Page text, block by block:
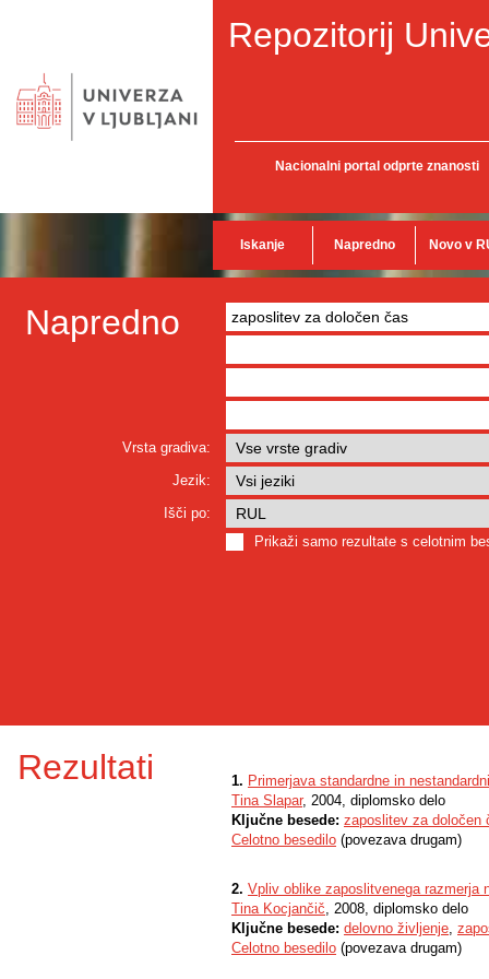
Repozitorij
Nacionalni portal odprte znanosti
Iskanje Napredno Novo v
Napredno
Vrsta gradiva:
Jezik:
Išči po:
Prikaži samo rezultate s celotnim
Rezultati 1. Primerjava standardne in
Tina Slapar, 2004, diplomsko delo
Ključne besede: zaposlitev za določen
Celotno besedilo (povezava drugam)
2. Vpliv oblike zaposlitvenega razmerja
Tina Kocjančič, 2008, diplomsko delo
Ključne besede: delovno življenje,
Celotno besedilo (povezava drugam)